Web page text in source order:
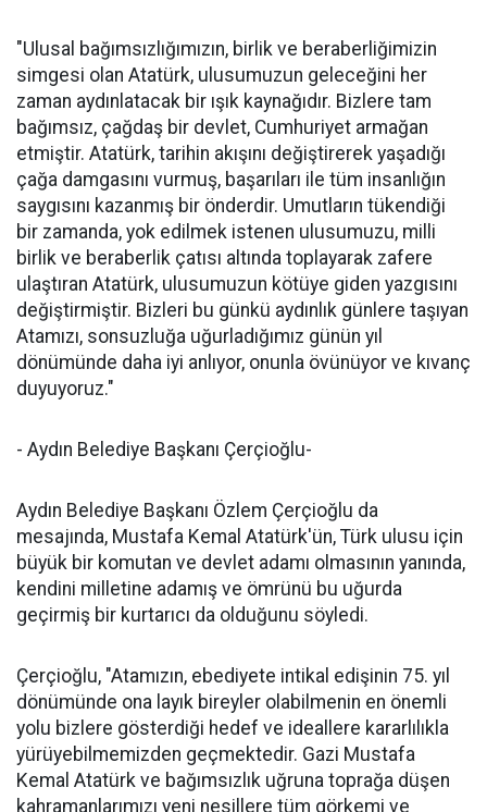
"Ulusal bağımsızlığımızın, birlik ve beraberliğimizin
simgesi olan Atatürk, ulusumuzun geleceğini her
zaman aydınlatacak bir ışık kaynağıdır. Bizlere tam
bağımsız, çağdaş bir devlet, Cumhuriyet armağan
etmiştir. Atatürk, tarihin akışını değiştirerek yaşadığı
çağa damgasını vurmuş, başarıları ile tüm insanlığın
saygısını kazanmış bir önderdir. Umutların tükendiği
bir zamanda, yok edilmek istenen ulusumuzu, milli
birlik ve beraberlik çatısı altında toplayarak zafere
ulaştıran Atatürk, ulusumuzun kötüye giden yazgısını
değiştirmiştir. Bizleri bu günkü aydınlık günlere taşıyan
Atamızı, sonsuzluğa uğurladığımız günün yıl
dönümünde daha iyi anlıyor, onunla övünüyor ve kıvanç
duyuyoruz."
- Aydın Belediye Başkanı Çerçioğlu-
Aydın Belediye Başkanı Özlem Çerçioğlu da
mesajında, Mustafa Kemal Atatürk'ün, Türk ulusu için
büyük bir komutan ve devlet adamı olmasının yanında,
kendini milletine adamış ve ömrünü bu uğurda
geçirmiş bir kurtarıcı da olduğunu söyledi.
Çerçioğlu, "Atamızın, ebediyete intikal edişinin 75. yıl
dönümünde ona layık bireyler olabilmenin en önemli
yolu bizlere gösterdiği hedef ve ideallere kararlılıkla
yürüyebilmemizden geçmektedir. Gazi Mustafa
Kemal Atatürk ve bağımsızlık uğruna toprağa düşen
kahramanlarımızı yeni nesillere tüm görkemi ve